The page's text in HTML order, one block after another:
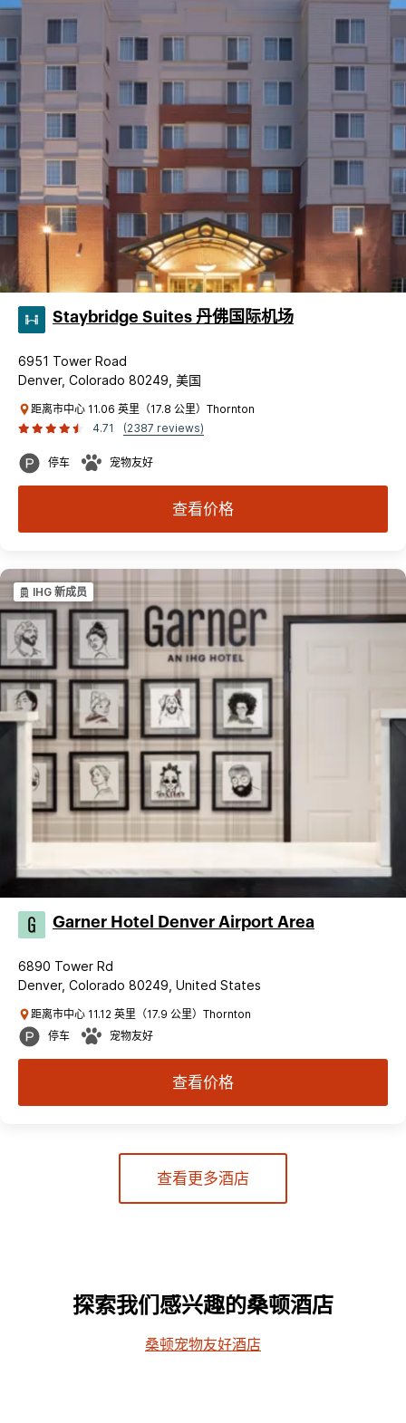
Staybridge Suites 丹佛国际机场
6951 Tower Road
Denver, Colorado 80249, 美国
距离市中心 11.06 英里（17.8 公里）Thornton
4.71
(2387 reviews)
停车 宠物友好
查看价格
IHG 新成员
Garner Hotel Denver Airport Area
6890 Tower Rd
Denver, Colorado 80249, United States
距离市中心 11.12 英里（17.9 公里）Thornton
停车
宠物友好
查看价格
查看更多酒店
探索我们感兴趣的桑顿酒店
桑顿宠物友好酒店